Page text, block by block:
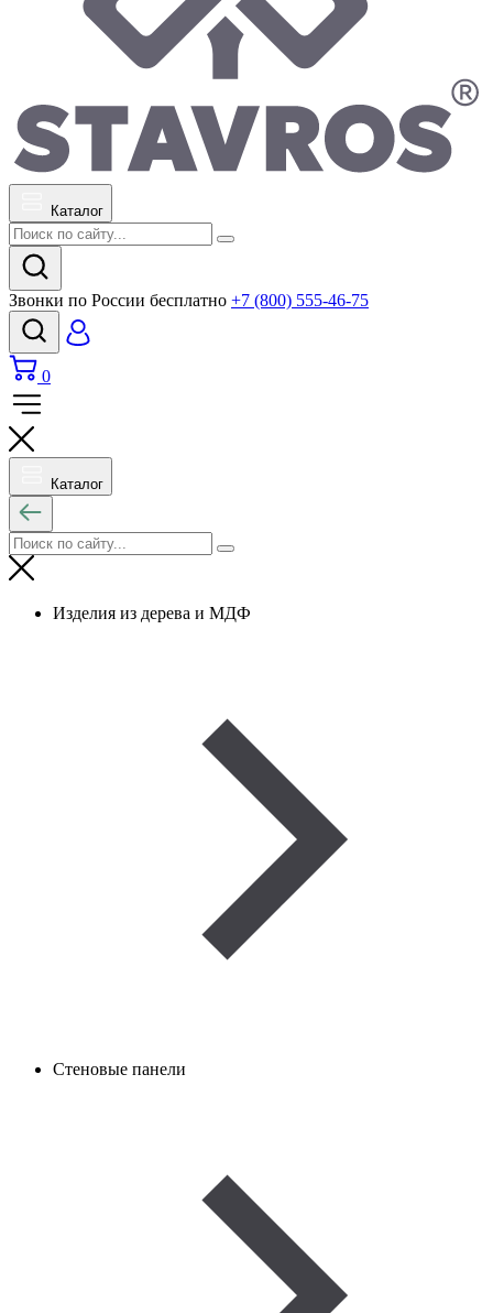
Каталог
Звонки по России бесплатно +7 (800) 555-46-75
0
Каталог
Изделия из дерева и МДФ
Стеновые панели